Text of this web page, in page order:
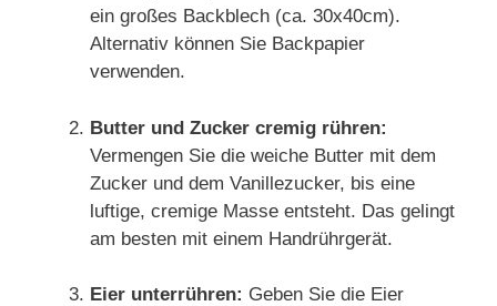
ein großes Backblech (ca. 30x40cm).
Alternativ können Sie Backpapier
verwenden.
Butter und Zucker cremig rühren:
Vermengen Sie die weiche Butter mit dem
Zucker und dem Vanillezucker, bis eine
luftige, cremige Masse entsteht. Das gelingt
am besten mit einem Handrührgerät.
Eier unterrühren: Geben Sie die Eier